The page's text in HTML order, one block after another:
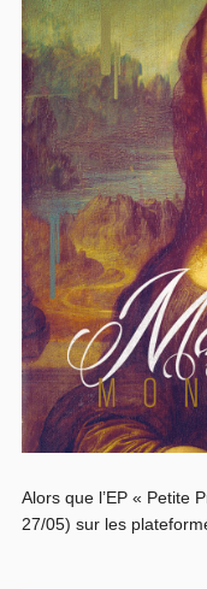
Alors que l’EP « Petite
27/05) sur les